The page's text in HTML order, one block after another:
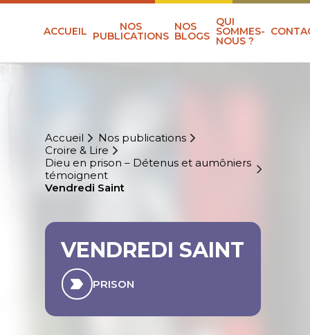
ACCUEIL NOS
PUBLICATIONS
NOS
BLOGS
QUI
SOMMES-
NOUS ?
Accueil
Nos publications
Croire & Lire
Dieu en prison – Détenus et aumôniers
témoignent
Vendredi Saint
VENDREDI SAINT
PRISON